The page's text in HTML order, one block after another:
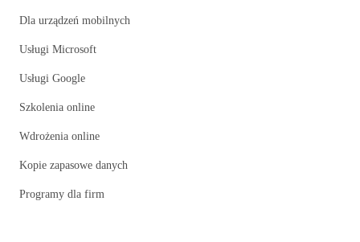
Dla urządzeń mobilnych
Usługi Microsoft
Usługi Google
Szkolenia online
Wdrożenia online
Kopie zapasowe danych
Programy dla firm